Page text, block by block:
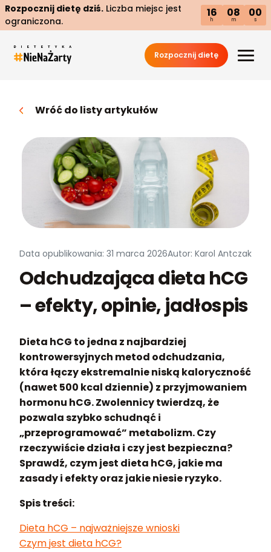
Rozpocznij dietę dziś. Liczba miejsc jest
ograniczona.
16
h
07
m
59
s
Rozpocznij dietę
Wróć do listy artykułów
Data opublikowania: 31 marca 2026Autor: Karol Antczak
Odchudzająca dieta hCG
– efekty, opinie, jadłospis
Dieta hCG to jedna z najbardziej
kontrowersyjnych metod odchudzania,
która łączy ekstremalnie niską kaloryczność
(nawet 500 kcal dziennie) z przyjmowaniem
hormonu hCG. Zwolennicy twierdzą, że
pozwala szybko schudnąć i
„przeprogramować” metabolizm. Czy
rzeczywiście działa i czy jest bezpieczna?
Sprawdź, czym jest dieta hCG, jakie ma
zasady i efekty oraz jakie niesie ryzyko.
Spis treści:
Dieta hCG – najważniejsze wnioski
Czym jest dieta hCG?